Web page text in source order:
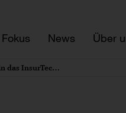
News Über
PwC Legal berät Helvetia Venture Fund beim Einstieg in das InsurTech-Startup INZMO